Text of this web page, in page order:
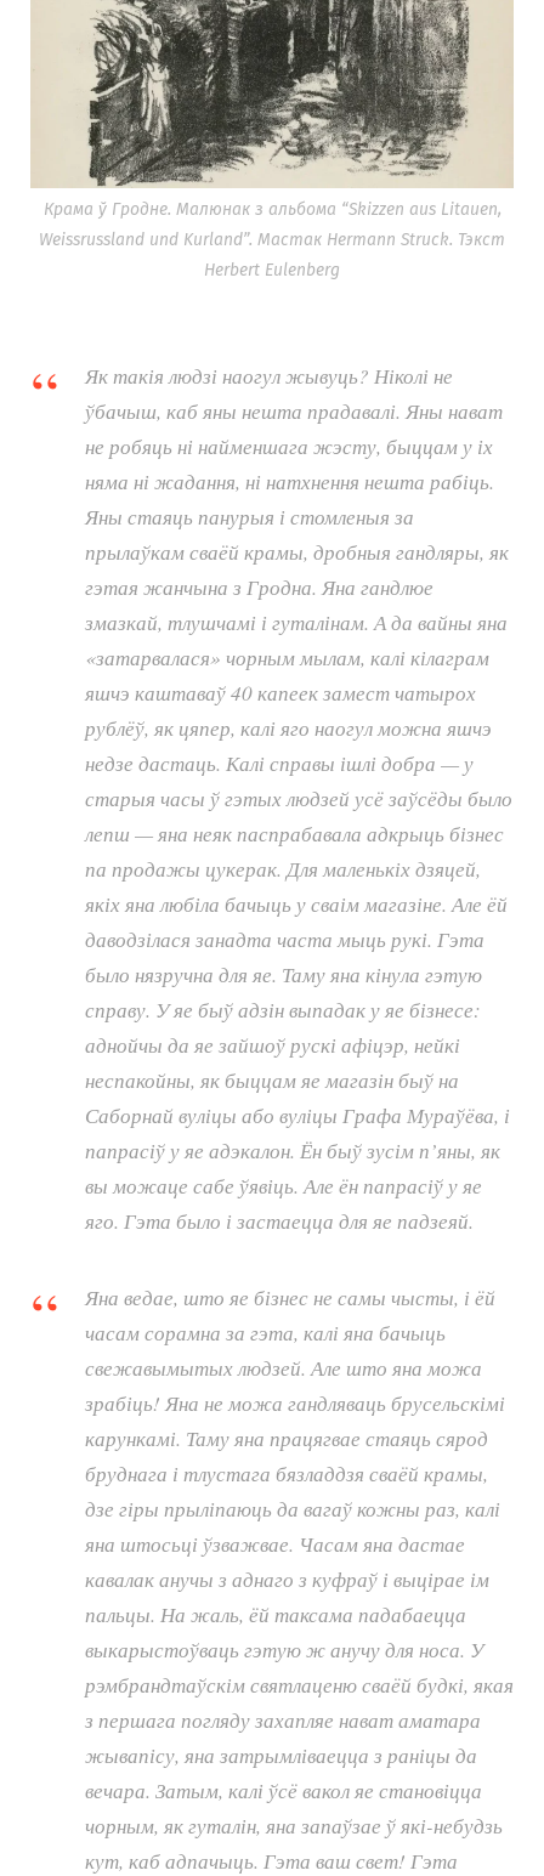
Крама ў Гродне. Малюнак з альбома “Skizzen aus Litauen,
Weissrussland und Kurland”. Мастак Hermann Struck. Тэкст
Herbert Eulenberg
Як такія людзі наогул жывуць? Ніколі не
ўбачыш, каб яны нешта прадавалі. Яны нават
не робяць ні найменшага жэсту, быццам у іх
няма ні жадання, ні натхнення нешта рабіць.
Яны стаяць панурыя і стомленыя за
прылаўкам сваёй крамы, дробныя гандляры, як
гэтая жанчына з Гродна. Яна гандлюе
змазкай, тлушчамі і гуталінам. А да вайны яна
«затарвалася» чорным мылам, калі кілаграм
яшчэ каштаваў 40 капеек замест чатырох
рублёў, як цяпер, калі яго наогул можна яшчэ
недзе дастаць. Калі справы ішлі добра — у
старыя часы ў гэтых людзей усё заўсёды было
лепш — яна неяк паспрабавала адкрыць бізнес
па продажы цукерак. Для маленькіх дзяцей,
якіх яна любіла бачыць у сваім магазіне. Але ёй
даводзілася занадта часта мыць рукі. Гэта
было нязручна для яе. Таму яна кінула гэтую
справу. У яе быў адзін выпадак у яе бізнесе:
аднойчы да яе зайшоў рускі афіцэр, нейкі
неспакойны, як быццам яе магазін быў на
Саборнай вуліцы або вуліцы Графа Мураўёва, і
папрасіў у яе адэкалон. Ён быў зусім п’яны, як
вы можаце сабе ўявіць. Але ён папрасіў у яе
яго. Гэта было і застаецца для яе падзеяй.
Яна ведае, што яе бізнес не самы чысты, і ёй
часам сорамна за гэта, калі яна бачыць
свежавымытых людзей. Але што яна можа
зрабіць! Яна не можа гандляваць брусельскімі
карункамі. Таму яна працягвае стаяць сярод
бруднага і тлустага бязладдзя сваёй крамы,
дзе гіры прыліпаюць да вагаў кожны раз, калі
яна штосьці ўзважвае. Часам яна дастае
кавалак анучы з аднаго з куфраў і выцірае ім
пальцы. На жаль, ёй таксама падабаецца
выкарыстоўваць гэтую ж анучу для носа. У
рэмбрандтаўскім святлаценю сваёй будкі, якая
з першага погляду захапляе нават аматара
жывапісу, яна затрымліваецца з раніцы да
вечара. Затым, калі ўсё вакол яе становіцца
чорным, як гуталін, яна запаўзае ў які-небудзь
кут, каб адпачыць. Гэта ваш свет! Гэта